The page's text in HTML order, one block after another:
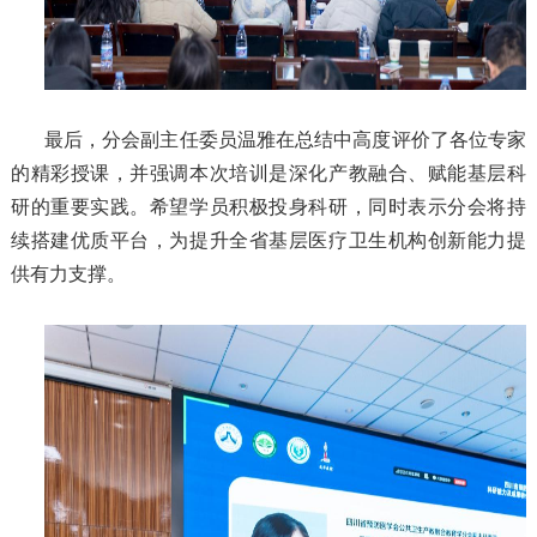
最后，分会副主任委员温雅在总结中高度评价了各位专家
的精彩授课，并强调本次培训是深化产教融合、赋能基层科
研的重要实践。希望学员积极投身科研，同时表示分会将持
续搭建优质平台，为提升全省基层医疗卫生机构创新能力提
供有力支撑。